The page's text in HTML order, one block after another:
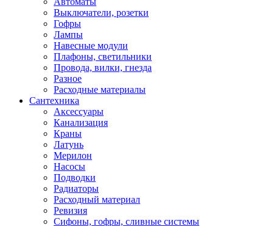
Выключатели, розетки
Гофры
Лампы
Навесные модули
Плафоны, светильники
Провода, вилки, гнезда
Разное
Расходные материалы
Сантехника
Аксессуары
Канализация
Краны
Латунь
Мерилон
Насосы
Подводки
Радиаторы
Расходный материал
Ревизия
Сифоны, гофры, сливные системы